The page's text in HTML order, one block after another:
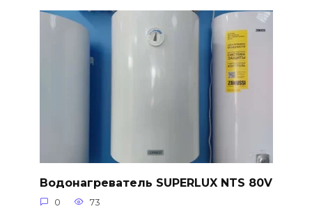
Водонагреватель SUPERLUX NTS 80V
0 73